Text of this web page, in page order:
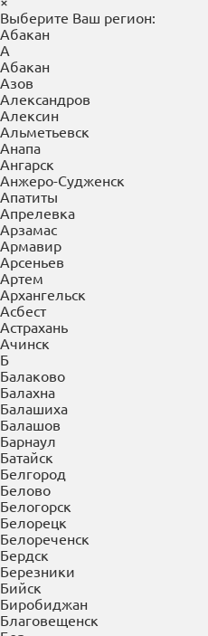
Арсеньев
Артем
Архангельск
Асбест
Астрахань
Ачинск
Б
Балаково
Балахна
Балашиха
Балашов
Барнаул
Батайск
Белгород
Белово
Белогорск
Белорецк
Белореченск
Бердск
Березники
Бийск
Биробиджан
Благовещенск
Бор
Борисоглебск
Боровичи
Братск
Бронницы
Брянск
Бугульма
Бугуруслан
Будённовск
Бузулук
Буйнакск
В
Великие Луки
Великий Новгород
Верея
Верхняя Пышма